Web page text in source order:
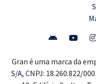
Gran é uma marca da
S/A, CNPJ: 18.260.822/